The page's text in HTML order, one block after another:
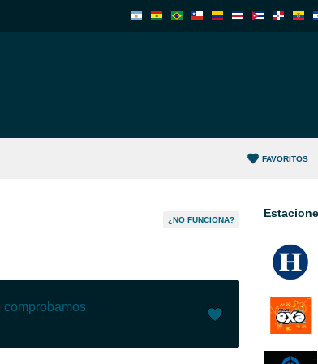
FAVORITOS
¿NO FUNCIONA?
comprobamos